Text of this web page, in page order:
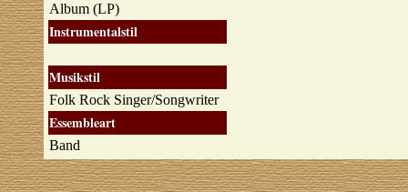
Album (LP)
Instrumentalstil
Musikstil
Folk Rock Singer/Songwriter
Essembleart
Band